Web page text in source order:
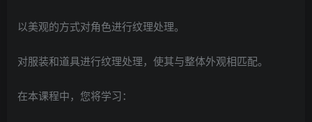
以美观的方式对角色进行纹理处理。
对服装和道具进行纹理处理，使其与整体外观相匹配。
在本课程中，您将学习：